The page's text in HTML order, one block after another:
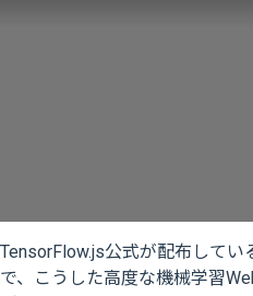
TensorFlow.js公式が配布してい
で、こうした高度な機械学習